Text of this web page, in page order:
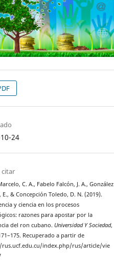
24
citar
C. A., Fabelo Falcón, J. A., González
E., & Concepción Toledo, D. N. (2019).
y ciencia en los procesos
razones para apostar por la
del ron cubano. Universidad Y Sociedad,
Recuperado a partir de
index.php/rus/article/vie